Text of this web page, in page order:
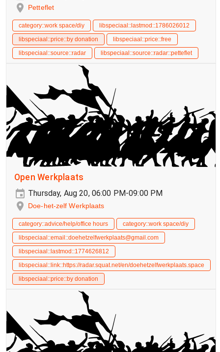
Petteflet
category::work space/diy
libspeciaal::lastmod::1786026012
libspeciaal::price::by donation
libspeciaal::price::free
libspeciaal::source::radar
libspeciaal::source::radar::petteflet
Open Werkplaats
Thursday, Aug 20, 06:00 PM-09:00 PM
Doe-het-zelf Werkplaats
category::advice/help/office hours
category::work space/diy
libspeciaal::email::doehetzelfwerkplaats@gmail.com
libspeciaal::lastmod::1774626812
libspeciaal::link::https://radar.squat.net/en/doehetzelfwerkplaats.space
libspeciaal::price::by donation